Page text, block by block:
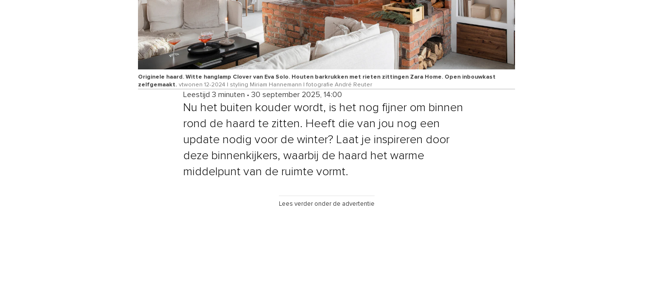
Originele haard. Witte hanglamp Clover van Eva Solo. Houten barkrukken met rieten zittingen Zara Home. Open inbouwkast
zelfgemaakt. vtwonen 12-2024 | styling Miriam Hannemann | fotografie André Reuter
Leestijd 3 minuten • 30 september 2025, 14:00
Nu het buiten kouder wordt, is het nog fijner om binnen
rond de haard te zitten. Heeft die van jou nog een
update nodig voor de winter? Laat je inspireren door
deze binnenkijkers, waarbij de haard het warme
middelpunt van de ruimte vormt.
Lees verder onder de advertentie